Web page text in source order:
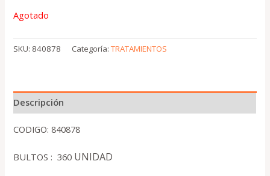
Agotado
SKU: 840878 Categoría:TRATAMIENTOS
Descripción
CODIGO: 840878
BULTOS : 360 UNIDAD